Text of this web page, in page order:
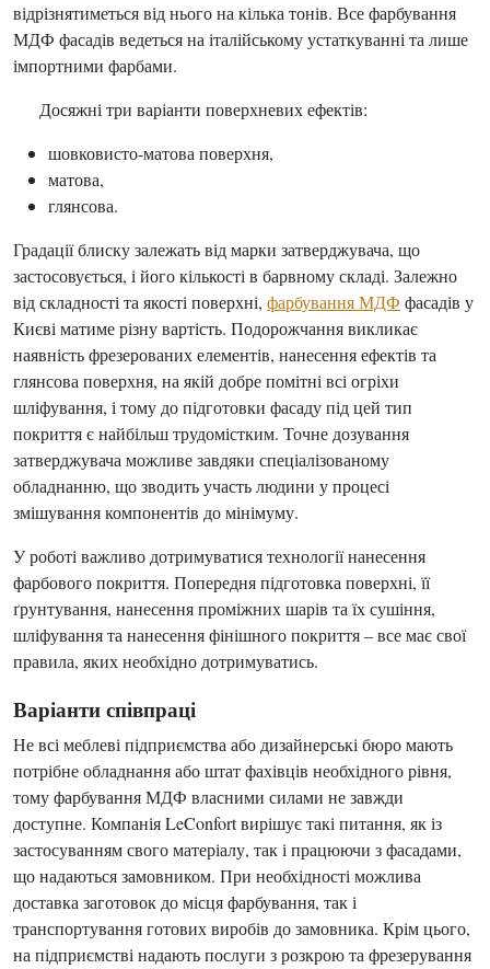
відрізнятиметься від нього на кілька тонів. Все фарбування
МДФ фасадів ведеться на італійському устаткуванні та лише
імпортними фарбами.
Досяжні три варіанти поверхневих ефектів:
шовковисто-матова поверхня,
матова,
глянсова.
Градації блиску залежать від марки затверджувача, що
застосовується, і його кількості в барвному складі. Залежно
від складності та якості поверхні, фарбування МДФ фасадів у
Києві матиме різну вартість. Подорожчання викликає
наявність фрезерованих елементів, нанесення ефектів та
глянсова поверхня, на якій добре помітні всі огріхи
шліфування, і тому до підготовки фасаду під цей тип
покриття є найбільш трудомістким. Точне дозування
затверджувача можливе завдяки спеціалізованому
обладнанню, що зводить участь людини у процесі
змішування компонентів до мінімуму.
У роботі важливо дотримуватися технології нанесення
фарбового покриття. Попередня підготовка поверхні, її
ґрунтування, нанесення проміжних шарів та їх сушіння,
шліфування та нанесення фінішного покриття – все має свої
правила, яких необхідно дотримуватись.
Варіанти співпраці
Не всі меблеві підприємства або дизайнерські бюро мають
потрібне обладнання або штат фахівців необхідного рівня,
тому фарбування МДФ власними силами не завжди
доступне. Компанія LeConfort вирішує такі питання, як із
застосуванням свого матеріалу, так і працюючи з фасадами,
що надаються замовником. При необхідності можлива
доставка заготовок до місця фарбування, так і
транспортування готових виробів до замовника. Крім цього,
на підприємстві надають послуги з розкрою та фрезерування